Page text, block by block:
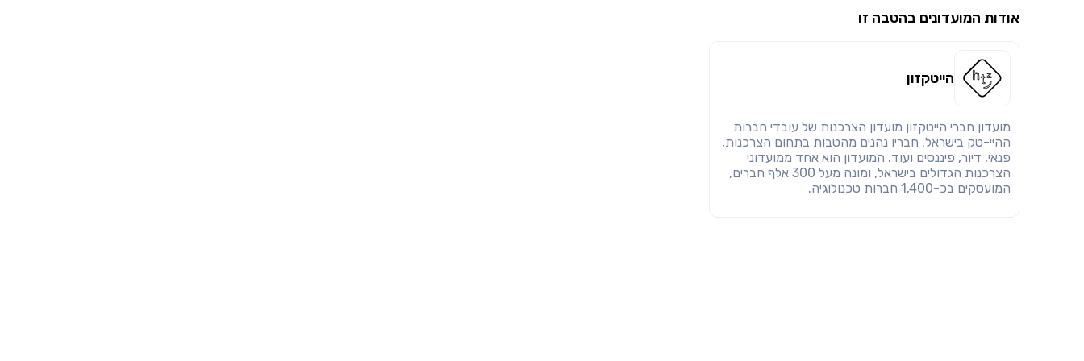
אודות המועדונים בהטבה זו
הייטקזון
מועדון חברי הייטקזון מועדון הצרכנות של עובדי חברות
ההיי-טק בישראל. חבריו נהנים מהטבות בתחום הצרכנות,
פנאי, דיור, פיננסים ועוד. המועדון הוא אחד ממועדוני
הצרכנות הגדולים בישראל, ומונה מעל 300 אלף חברים,
המועסקים בכ-1,400 חברות טכנולוגיה.